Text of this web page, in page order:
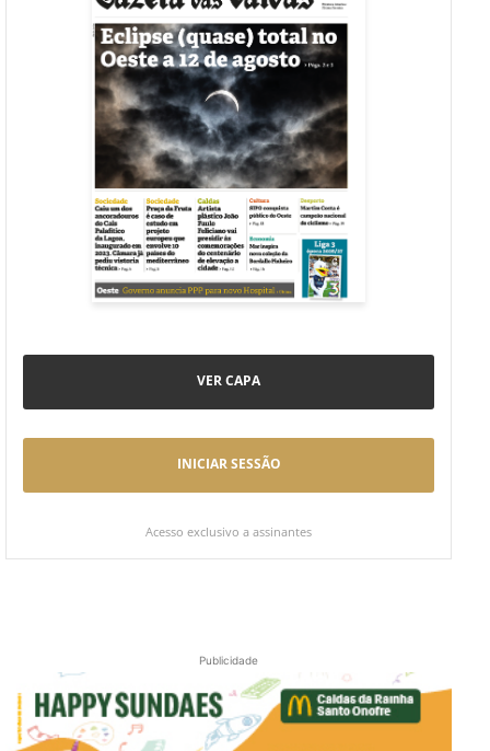
VER CAPA
INICIAR SESSÃO
Acesso exclusivo a assinantes
Publicidade